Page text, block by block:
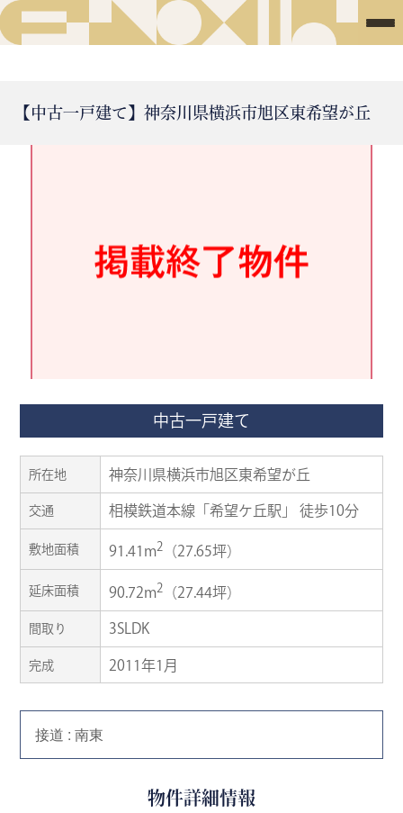
【中古一戸建て】神奈川県横浜市旭区東希望が丘
中古一戸建て
所在地 神奈川県横浜市旭区東希望が丘
交通 相模鉄道本線「希望ケ丘駅」 徒歩10分
敷地面積 91.41m2 （27.65坪）
延床面積 90.72m2 （27.44坪）
間取り 3SLDK
完成 2011年1月
接道 : 南東
物件詳細情報